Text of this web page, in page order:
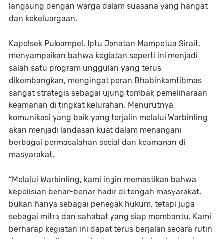
langsung dengan warga dalam suasana yang hangat
dan kekeluargaan.
Kapolsek Puloampel, Iptu Jonatan Mampetua Sirait,
menyampaikan bahwa kegiatan seperti ini menjadi
salah satu program unggulan yang terus
dikembangkan, mengingat peran Bhabinkamtibmas
sangat strategis sebagai ujung tombak pemeliharaan
keamanan di tingkat kelurahan. Menurutnya,
komunikasi yang baik yang terjalin melalui Warbinling
akan menjadi landasan kuat dalam menangani
berbagai permasalahan sosial dan keamanan di
masyarakat.
“Melalui Warbinling, kami ingin memastikan bahwa
kepolisian benar-benar hadir di tengah masyarakat,
bukan hanya sebagai penegak hukum, tetapi juga
sebagai mitra dan sahabat yang siap membantu. Kami
berharap kegiatan ini dapat terus berjalan secara rutin